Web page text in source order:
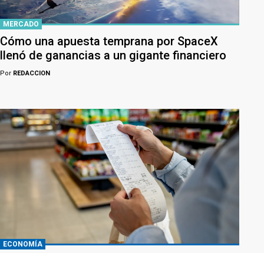
MERCADO
Cómo una apuesta temprana por SpaceX
llenó de ganancias a un gigante financiero
Por REDACCION
ECONOMÍA